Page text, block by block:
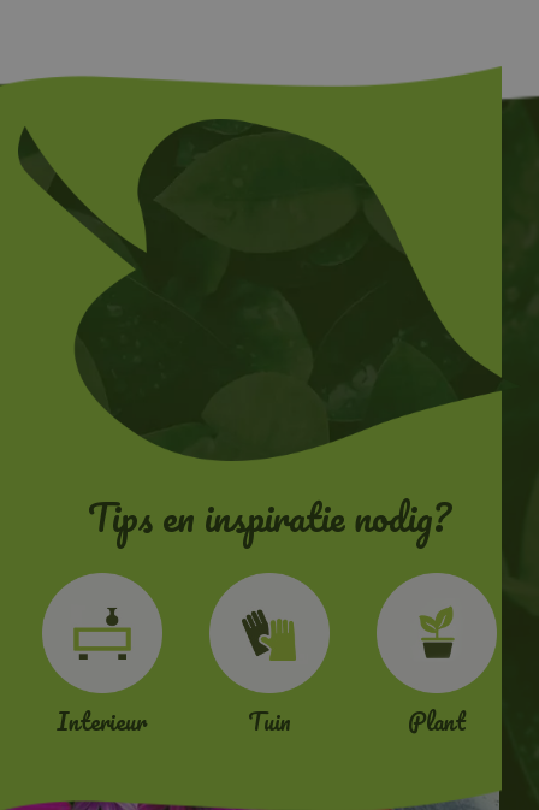
Tips en inspiratie nodig?
Interieur Tuin Plant